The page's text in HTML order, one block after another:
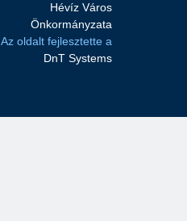
Hévíz Város
Önkormányzata
Az oldalt fejlesztette a
DnT Systems